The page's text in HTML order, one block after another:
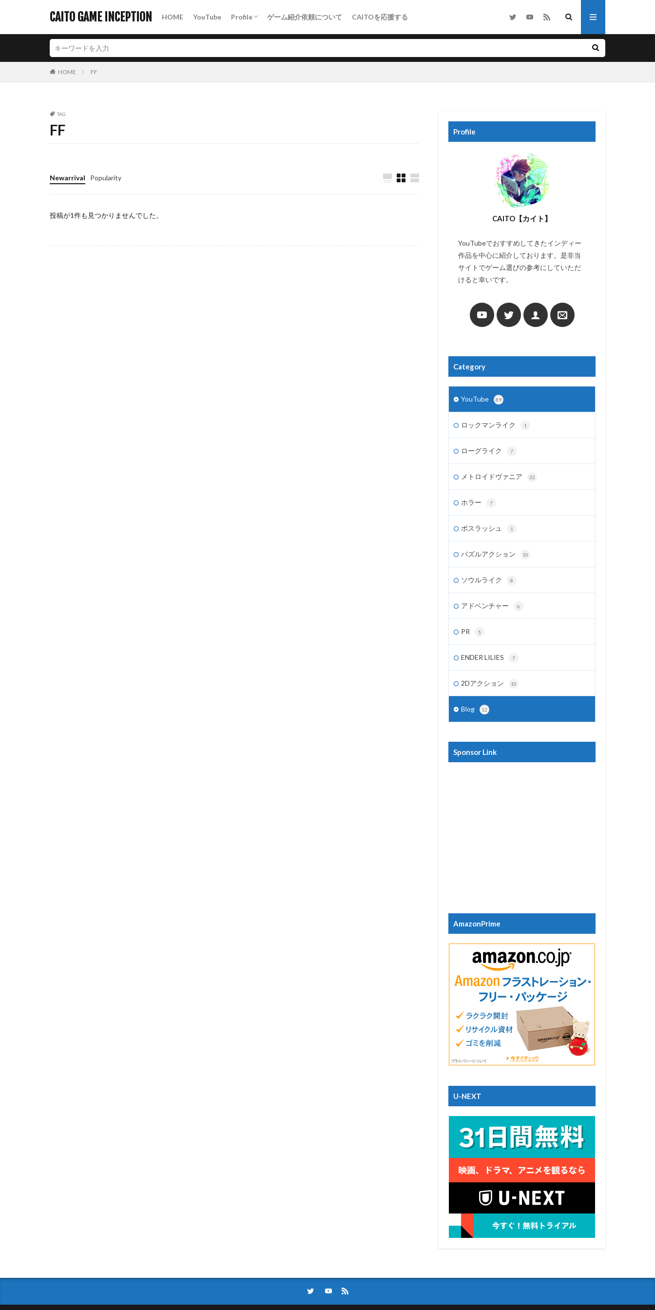
CAITO GAME INCEPTION HOME YouTube Profile
Crowdfunding（KICK&CAMP）
ゲーム紹介依頼について CAITOを応援する
HOME FF
TAG
FF
Newarrival Popularity
投稿が1件も見つかりませんでした。
Profile
CAITO【カイト】
YouTubeでおすすめしてきたインディー
作品を中心に紹介しております。是非当
サイトでゲーム選びの参考にしていただ
けると幸いです。
Category
YouTube 89
ロックマンライク 1
ローグライク 7
メトロイドヴァニア 32
ホラー 7
ボスラッシュ 1
パズルアクション 10
ソウルライク 8
アドベンチャー 6
PR 5
ENDER LILIES 7
2Dアクション 10
Blog 12
Sponsor Link
AmazonPrime
U-NEXT
カテゴリー
タグ